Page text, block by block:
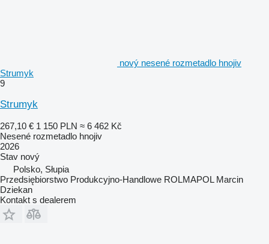
nový nesené rozmetadlo hnojiv
Strumyk
9
Strumyk
267,10 € 1 150 PLN ≈ 6 462 Kč
Nesené rozmetadlo hnojiv
2026
Stav nový
Polsko, Słupia
Przedsiębiorstwo Produkcyjno-Handlowe ROLMAPOL Marcin
Dziekan
Kontakt s dealerem